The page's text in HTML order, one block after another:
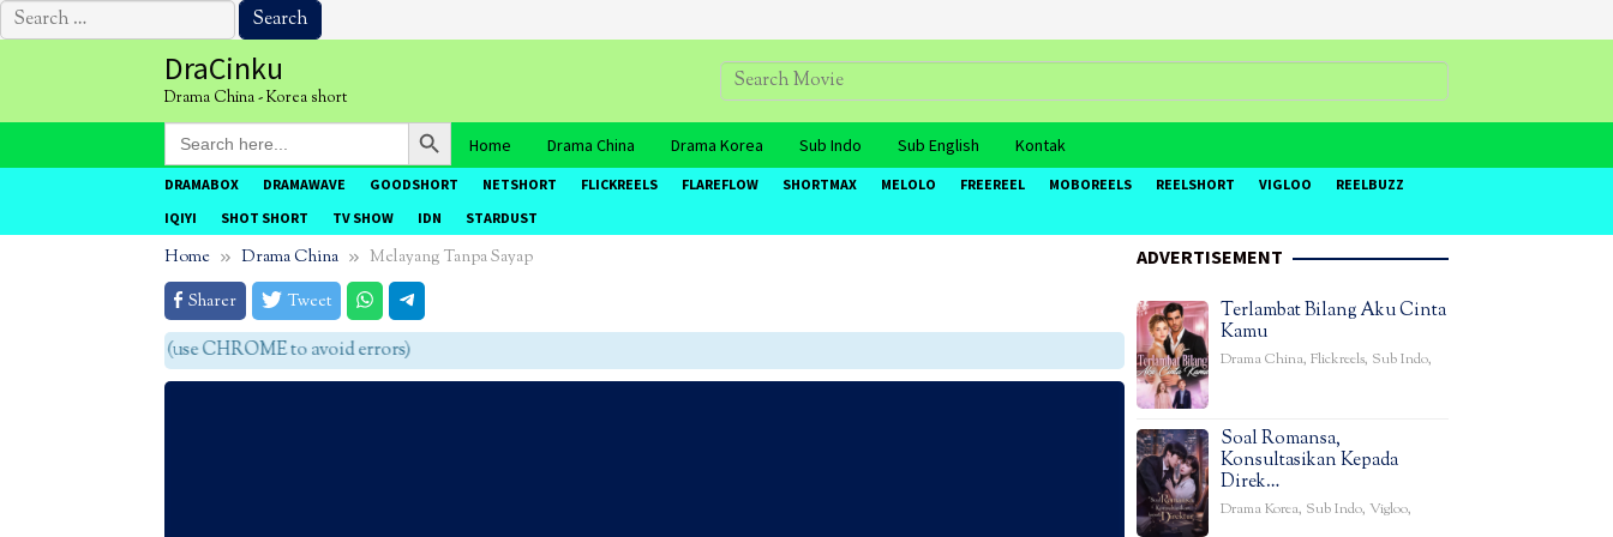
Search
for:
DraCinku
Drama China - Korea short
Search
for:
Search Button
Home Drama China Drama Korea Sub Indo Sub English Kontak
DRAMABOX DRAMAWAVE GOODSHORT NETSHORT FLICKREELS FLAREFLOW SHORTMAX MELOLO FREEREEL MOBOREELS REELSHORT VIGLOO
REELBUZZ
IQIYI
SHOT SHORT TV SHOW IDN STARDUST
Home Drama China
Melayang Tanpa Sayap
Sharer
Tweet
agar tidak eror (use CHROME to avoid errors)
ADVERTISEMENT
Terlambat Bilang Aku Cinta
Kamu
Drama China, Flickreels, Sub Indo,
Soal Romansa,
Konsultasikan Kepada
Direk…
Drama Korea, Sub Indo, Vigloo,